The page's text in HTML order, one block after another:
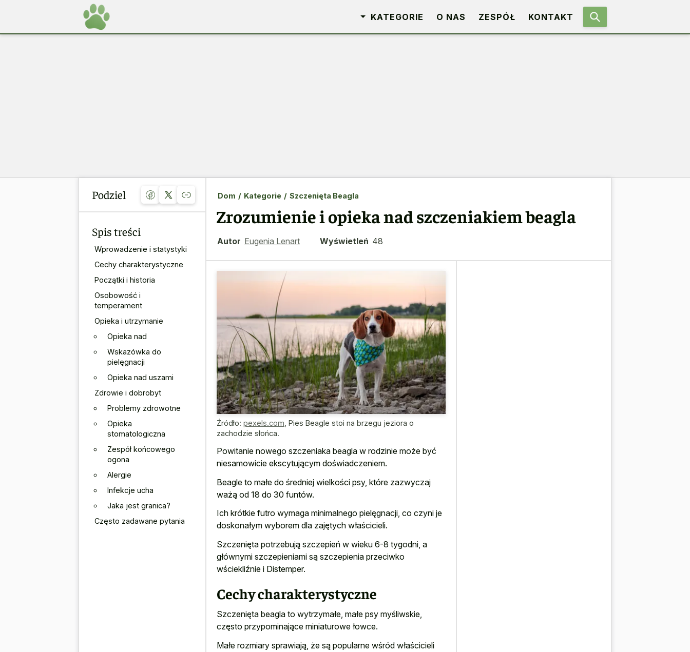
KATEGORIE O NAS ZESPÓŁ KONTAKT
Podziel
Spis treści
Wprowadzenie i statystyki
Cechy charakterystyczne
Początki i historia
Osobowość i
temperament
Opieka i utrzymanie
Opieka nad
Wskazówka do
pielęgnacji
Opieka nad uszami
Zdrowie i dobrobyt
Problemy zdrowotne
Opieka
stomatologiczna
Zespół końcowego
ogona
Alergie
Infekcje ucha
Jaka jest granica?
Często zadawane pytania
Dom / Kategorie / Szczenięta Beagla
Zrozumienie i opieka nad szczeniakiem beagla
Autor Eugenia Lenart Wyświetleń 48
Źródło: pexels.com Pies Beagle stoi na brzegu jeziora o
zachodzie słońca.
Powitanie nowego szczeniaka beagla w rodzinie może być
niesamowicie ekscytującym doświadczeniem.
Beagle to małe do średniej wielkości psy, które zazwyczaj
ważą od 18 do 30 funtów.
Ich krótkie futro wymaga minimalnego pielęgnacji, co czyni je
doskonałym wyborem dla zajętych właścicieli.
Szczenięta potrzebują szczepień w wieku 6-8 tygodni, a
głównymi szczepieniami są szczepienia przeciwko
wściekliźnie i Distemper.
Cechy charakterystyczne
Szczenięta beagla to wytrzymałe, małe psy myśliwskie,
często przypominające miniaturowe łowce.
Małe rozmiary sprawiają, że są popularne wśród właścicieli